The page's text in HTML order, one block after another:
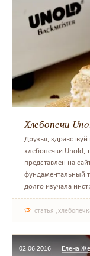
Хлебопечи
Друзья,
хлебопечки Unold,
представлен на
фундаментальный
долго изучала
статья
02.06.2016 Елена